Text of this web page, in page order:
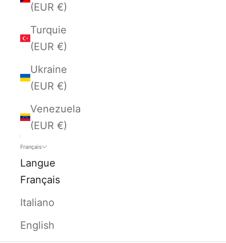
(EUR €)
Turquie
(EUR €)
Ukraine
(EUR €)
Venezuela
(EUR €)
Français
Langue
Français
Italiano
English